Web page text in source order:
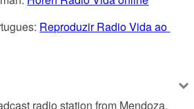
Reproduzir Radio Vida ao
radio station from Mendoza,